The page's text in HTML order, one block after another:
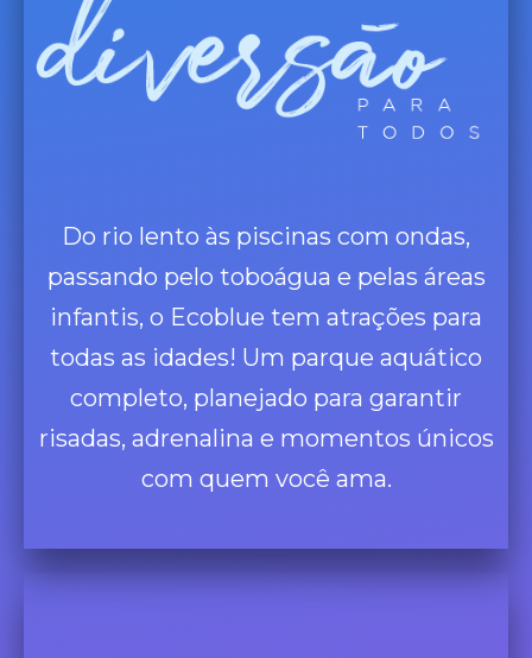
Do rio lento às piscinas com ondas,
passando pelo toboágua e pelas áreas
infantis, o Ecoblue tem atrações para
todas as idades! Um parque aquático
completo, planejado para garantir
risadas, adrenalina e momentos únicos
com quem você ama.